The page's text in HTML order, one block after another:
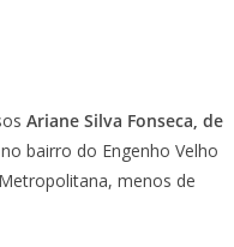
Ariane Silva Fonseca, de
bairro do Engenho Velho
menos de